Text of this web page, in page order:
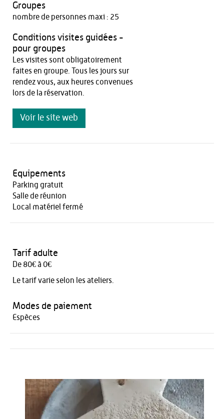
Groupes
nombre de personnes maxi : 25
Conditions visites guidées -
pour groupes
Les visites sont obligatoirement
faites en groupe. Tous les jours sur
rendez vous, aux heures convenues
lors de la réservation.
Voir le site web
Equipements
Parking gratuit
Salle de réunion
Local matériel fermé
Tarif adulte
De 80€ à 0€
Le tarif varie selon les ateliers.
Modes de paiement
Espèces